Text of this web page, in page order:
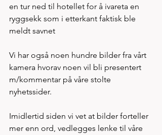
en tur ned til hotellet for å ivareta en
ryggsekk som i etterkant faktisk ble
meldt savnet
Vi har også noen hundre bilder fra vårt
kamera hvorav noen vil bli presentert
m/kommentar på våre stolte
nyhetssider.
Imidlertid siden vi vet at bilder forteller
mer enn ord, vedlegges lenke til våre